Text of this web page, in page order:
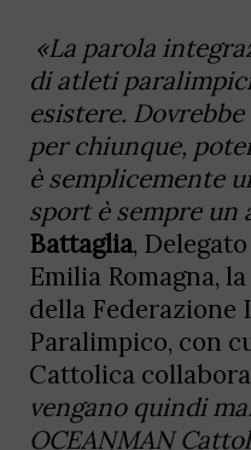
«La parola
di atleti
esistere.
per chiunque,
è semplicemente
sport è sempre un
Battaglia,
Emilia Romagna,
della Federazione
Paralimpico, con
Cattolica
vengano quindi
OCEANMAN